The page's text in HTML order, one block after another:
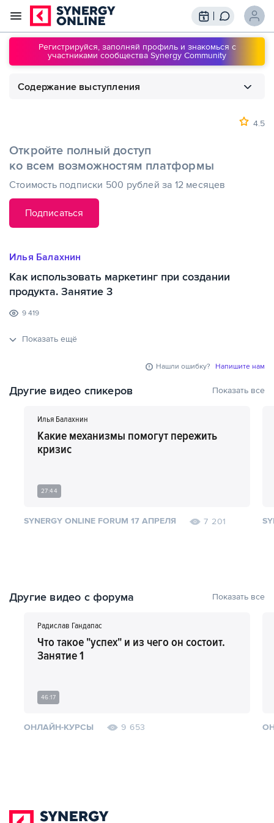
Регистрируйся, заполняй профиль и знакомься с
участниками сообщества Synergy Community
Трансляции
Вебинары
Обучение
Знания
Сообщество
Подписки
Содержание выступления
Илья Балахнин
Как использовать маркетинг при создании
продукта. Занятие 3
9 419
Показать ещё
4.5
Откройте полный доступ
ко всем возможностям платформы
Стоимость подписки 500 рублей за 12 месяцев
Подписаться
Нашли ошибку? Напишите нам
Другие видео спикеров Показать все
Илья Балахнин
Какие механизмы помогут пережить
кризис
27:44
SYNERGY ONLINE FORUM 17 АПРЕЛЯ 7 201
Другие видео с форума Показать все
Радислав Гандапас
Что такое "успех" и из чего он состоит.
Занятие 1
46:17
ОНЛАЙН-КУРСЫ 9 653